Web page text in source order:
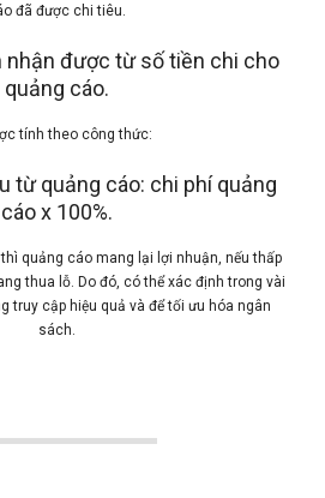
đã được chi tiêu.
nhận được từ số tiền chi cho
quảng cáo.
tính theo công thức:
từ quảng cáo: chi phí quảng
cáo x 100%.
quảng cáo mang lại lợi nhuận, nếu thấp
thua lỗ. Do đó, có thể xác định trong vài
truy cập hiệu quả và để tối ưu hóa ngân
sách.